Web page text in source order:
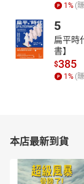
1% (賺
5
扁平時
書】
$385
1% (賺
本店最新到貨